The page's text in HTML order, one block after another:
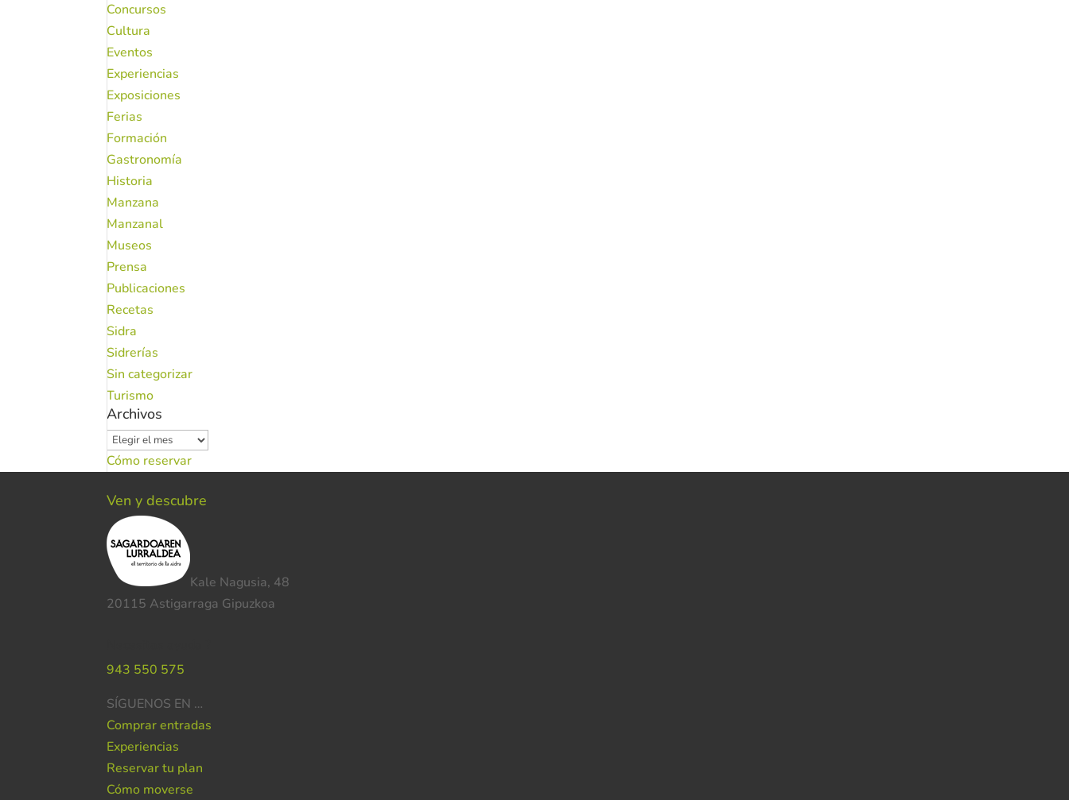
Concursos
Cultura
Eventos
Experiencias
Exposiciones
Ferias
Formación
Gastronomía
Historia
Manzana
Manzanal
Museos
Prensa
Publicaciones
Recetas
Sidra
Sidrerías
Sin categorizar
Turismo
Archivos
Archivos
Cómo reservar
Ven y descubre
Kale Nagusia, 48
20115 Astigarraga Gipuzkoa
943 550 575
SÍGUENOS EN …
Comprar entradas
Experiencias
Reservar tu plan
Cómo moverse